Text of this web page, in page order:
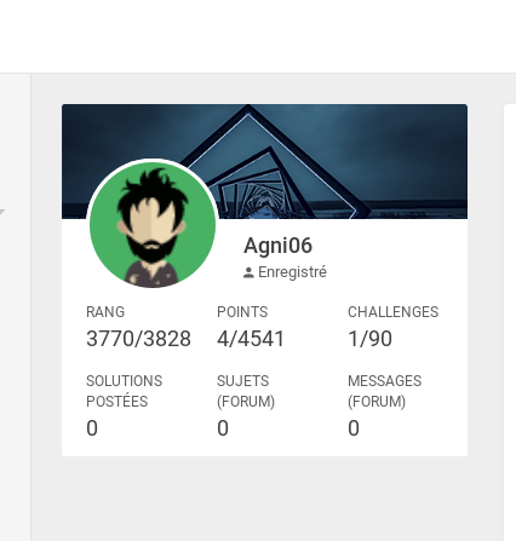
Agni06
Enregistré
RANG
3770/3828
POINTS
4/4541
CHALLENGES
1/90
SOLUTIONS
POSTÉES
0
SUJETS
(FORUM)
0
MESSAGES
(FORUM)
0